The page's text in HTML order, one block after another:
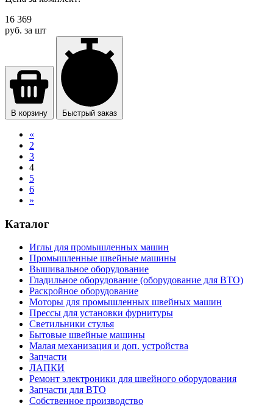
16 369
руб. за шт
В корзину Быстрый заказ
«
2
3
4
5
6
»
Каталог
Иглы для промышленных машин
Промышленные швейные машины
Вышивальное оборудование
Гладильное оборудование (оборудование для ВТО)
Раскройное оборудование
Моторы для промышленных швейных машин
Прессы для установки фурнитуры
Светильники стулья
Бытовые швейные машины
Малая механизация и доп. устройства
Запчасти
ЛАПКИ
Ремонт электроники для швейного оборудования
Запчасти для ВТО
Собственное производство